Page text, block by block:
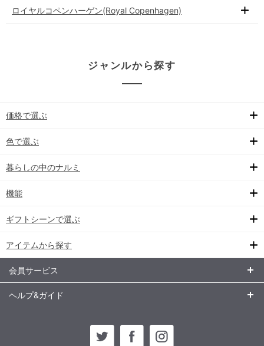
ロイヤルコペンハーゲン(Royal Copenhagen)
ジャンルから探す
価格で選ぶ
色で選ぶ
暮らしの中のナルミ
機能
ギフトシーンで選ぶ
アイテムから探す
会員サービス
ヘルプ&ガイド